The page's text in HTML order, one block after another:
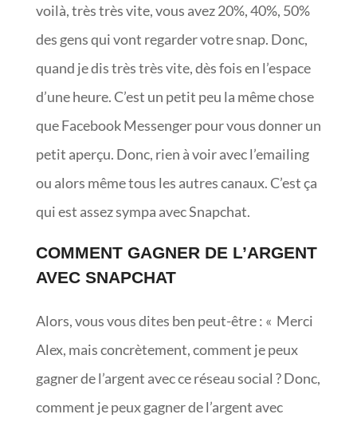
voilà, très très vite, vous avez 20%, 40%, 50%
des gens qui vont regarder votre snap. Donc,
quand je dis très très vite, dès fois en l’espace
d’une heure. C’est un petit peu la même chose
que Facebook Messenger pour vous donner un
petit aperçu. Donc, rien à voir avec l’emailing
ou alors même tous les autres canaux. C’est ça
qui est assez sympa avec Snapchat.
COMMENT GAGNER DE L’ARGENT
AVEC SNAPCHAT
Alors, vous vous dites ben peut-être : « Merci
Alex, mais concrètement, comment je peux
gagner de l’argent avec ce réseau social ? Donc,
comment je peux gagner de l’argent avec